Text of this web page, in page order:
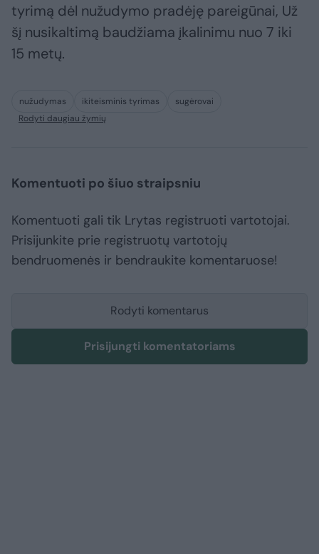
tyrimą dėl nužudymo pradėję pareigūnai, Už
šį nusikaltimą baudžiama įkalinimu nuo 7 iki
15 metų.
nužudymas ikiteisminis tyrimas
sugėrovai
Rodyti daugiau žymių
Komentuoti po šiuo straipsniu
Komentuoti gali tik Lrytas registruoti vartotojai.
Prisijunkite prie registruotų vartotojų
bendruomenės ir bendraukite komentaruose!
Rodyti komentarus
Prisijungti komentatoriams